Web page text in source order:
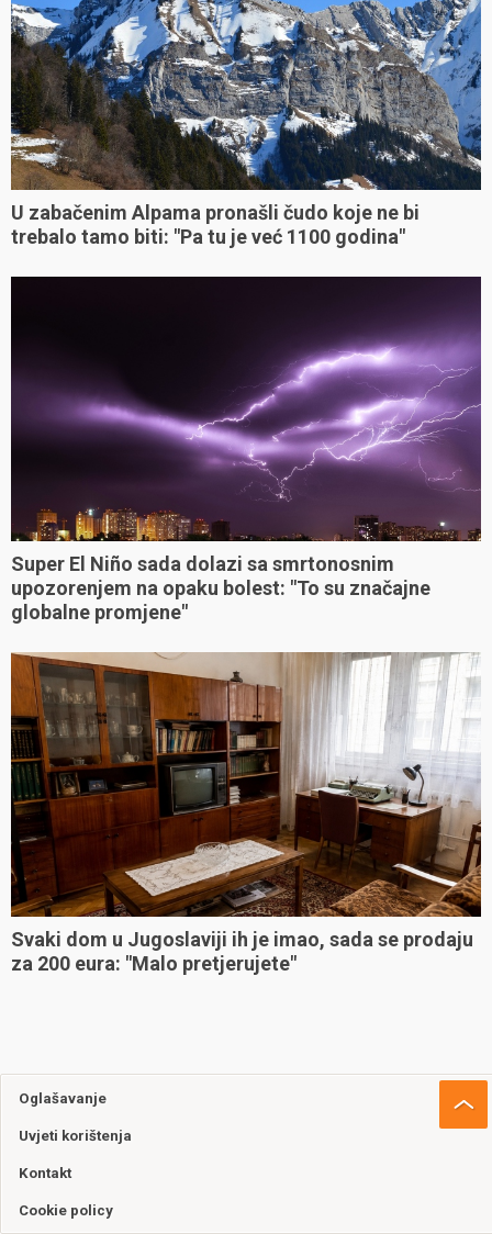
U zabačenim Alpama pronašli čudo koje ne bi
trebalo tamo biti: "Pa tu je već 1100 godina"
Super El Niño sada dolazi sa smrtonosnim
upozorenjem na opaku bolest: "To su značajne
globalne promjene"
Svaki dom u Jugoslaviji ih je imao, sada se prodaju
za 200 eura: "Malo pretjerujete"
Oglašavanje
Uvjeti korištenja
Kontakt
Cookie policy